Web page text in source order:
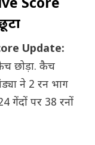
Score
Update:
छोड़ा. कैच
ने 2 रन भाग
गेंदों पर 38 रनों